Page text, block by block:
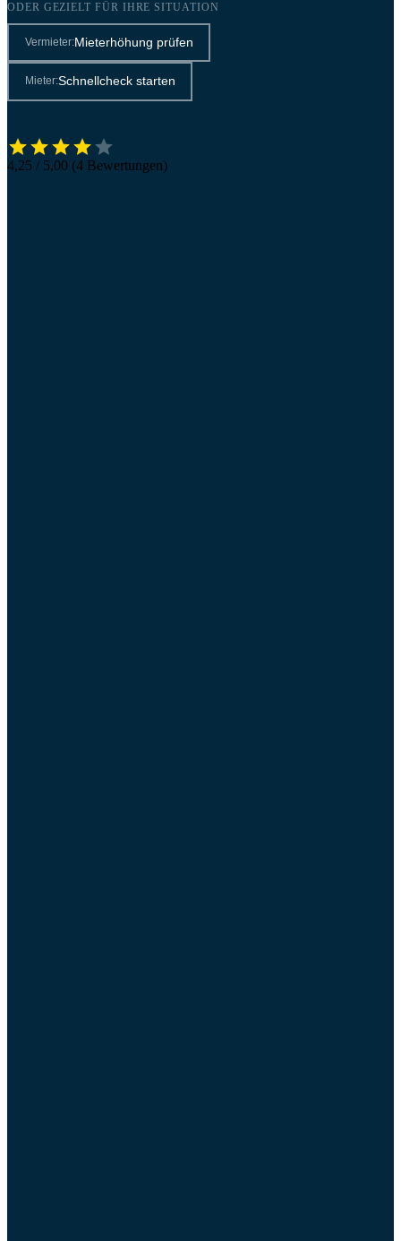
ODER GEZIELT FÜR IHRE SITUATION
Vermieter:Mieterhöhung prüfen
Mieter:Schnellcheck starten
4,25 / 5,00 (4 Bewertungen)